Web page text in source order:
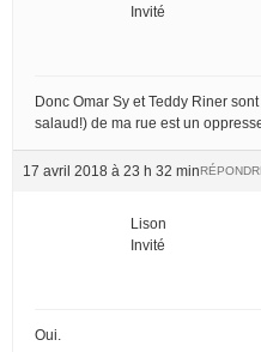
Invité
Donc Omar Sy et Teddy Riner
salaud!) de ma rue est un
17 avril 2018 à 23 h 32 min
Lison
Invité
Oui.